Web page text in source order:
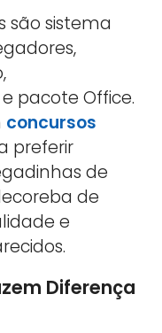
são sistema
pacote Office.
concursos
preferir
de
de
e
Diferença